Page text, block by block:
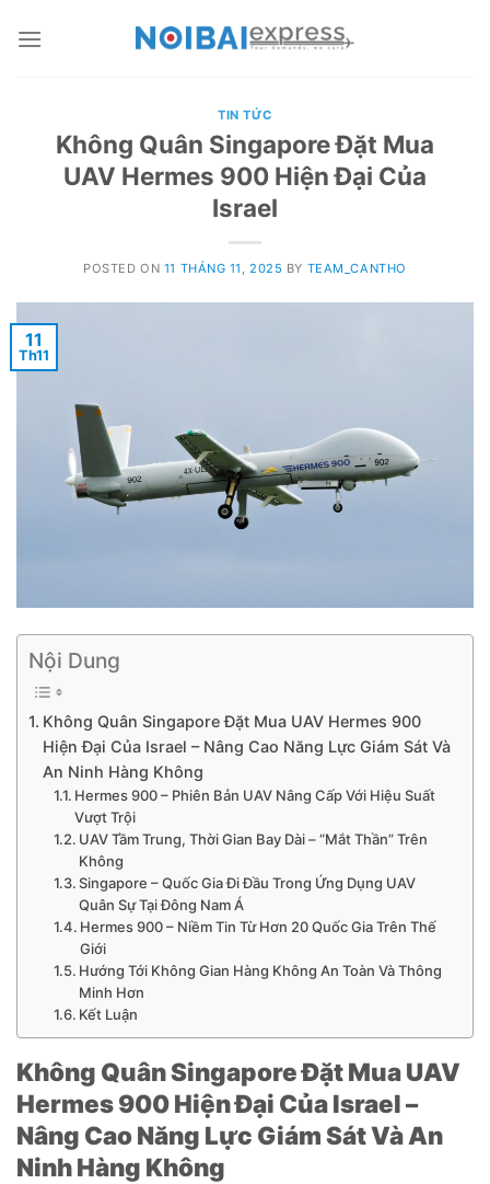
TIN TỨC
Không Quân Singapore Đặt Mua
UAV Hermes 900 Hiện Đại Của
Israel
POSTED ON 11 THÁNG 11, 2025 BY TEAM_CANTHO
11
Th11
Nội Dung
Không Quân Singapore Đặt Mua UAV Hermes 900
Hiện Đại Của Israel – Nâng Cao Năng Lực Giám Sát Và
An Ninh Hàng Không
Hermes 900 – Phiên Bản UAV Nâng Cấp Với Hiệu Suất
Vượt Trội
UAV Tầm Trung, Thời Gian Bay Dài – “Mắt Thần” Trên
Không
Singapore – Quốc Gia Đi Đầu Trong Ứng Dụng UAV
Quân Sự Tại Đông Nam Á
Hermes 900 – Niềm Tin Từ Hơn 20 Quốc Gia Trên Thế
Giới
Hướng Tới Không Gian Hàng Không An Toàn Và Thông
Minh Hơn
Kết Luận
Không Quân Singapore Đặt Mua UAV
Hermes 900 Hiện Đại Của Israel –
Nâng Cao Năng Lực Giám Sát Và An
Ninh Hàng Không